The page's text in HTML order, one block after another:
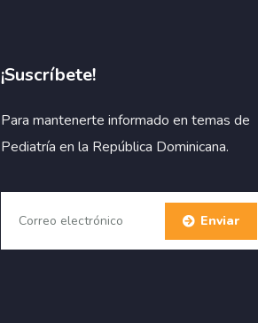
¡Suscríbete!
Para mantenerte informado en temas de
Pediatría en la República Dominicana.